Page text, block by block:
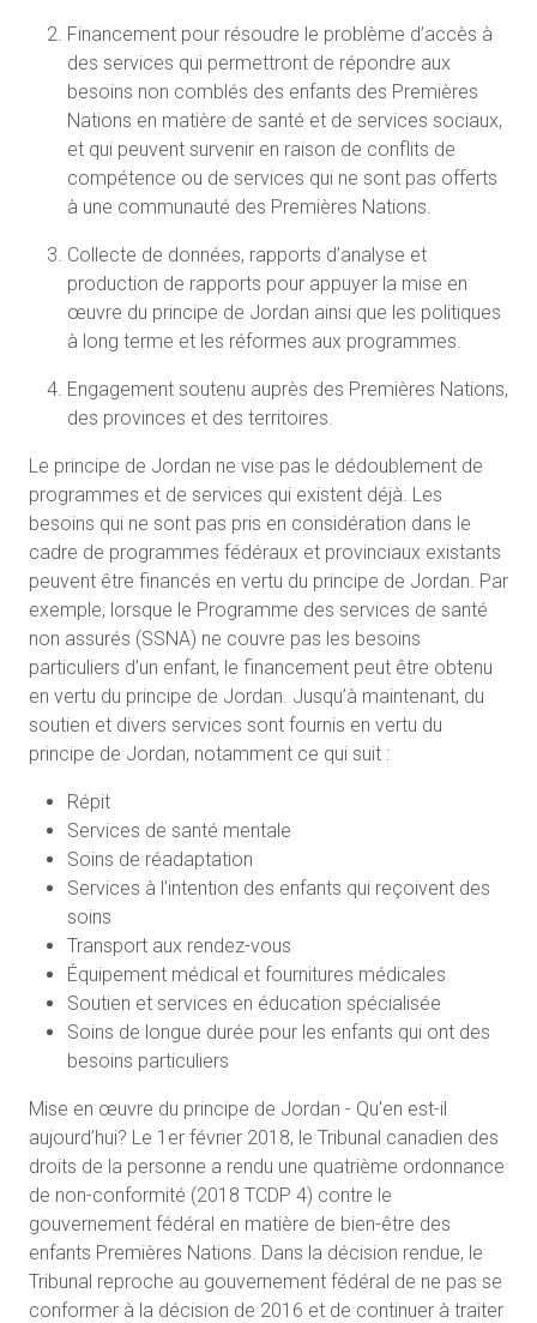
Financement pour résoudre le problème d’accès à
des services qui permettront de répondre aux
besoins non comblés des enfants des Premières
Nations en matière de santé et de services sociaux,
et qui peuvent survenir en raison de conflits de
compétence ou de services qui ne sont pas offerts
à une communauté des Premières Nations.
Collecte de données, rapports d’analyse et
production de rapports pour appuyer la mise en
œuvre du principe de Jordan ainsi que les politiques
à long terme et les réformes aux programmes.
Engagement soutenu auprès des Premières Nations,
des provinces et des territoires.
Le principe de Jordan ne vise pas le dédoublement de
programmes et de services qui existent déjà. Les
besoins qui ne sont pas pris en considération dans le
cadre de programmes fédéraux et provinciaux existants
peuvent être financés en vertu du principe de Jordan. Par
exemple, lorsque le Programme des services de santé
non assurés (SSNA) ne couvre pas les besoins
particuliers d’un enfant, le financement peut être obtenu
en vertu du principe de Jordan. Jusqu’à maintenant, du
soutien et divers services sont fournis en vertu du
principe de Jordan, notamment ce qui suit :
Répit
Services de santé mentale
Soins de réadaptation
Services à l’intention des enfants qui reçoivent des
soins
Transport aux rendez-vous
Équipement médical et fournitures médicales
Soutien et services en éducation spécialisée
Soins de longue durée pour les enfants qui ont des
besoins particuliers
Mise en œuvre du principe de Jordan - Qu’en est-il
aujourd’hui? Le 1er février 2018, le Tribunal canadien des
droits de la personne a rendu une quatrième ordonnance
de non-conformité (2018 TCDP 4) contre le
gouvernement fédéral en matière de bien-être des
enfants Premières Nations. Dans la décision rendue, le
Tribunal reproche au gouvernement fédéral de ne pas se
conformer à la décision de 2016 et de continuer à traiter